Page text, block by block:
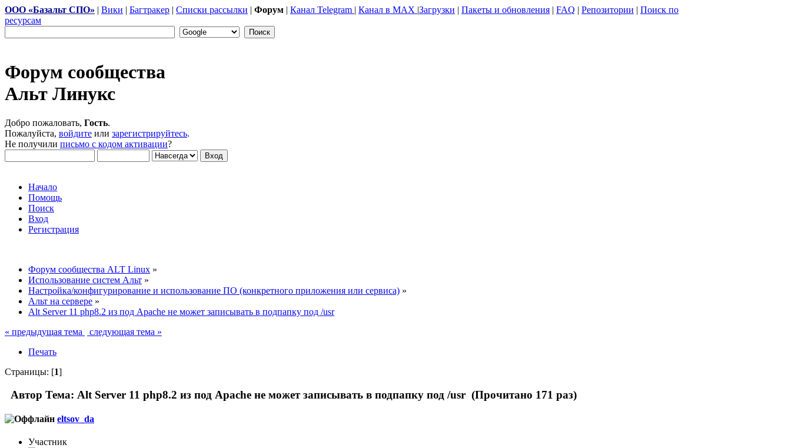
ООО «Базальт СПО» | Вики | Багтракер | Списки рассылки | Форум | Канал Telegram | Канал в MAX |Загрузки | Пакеты и обновления | FAQ | Репозитории | Поиск по
ресурсам
Форум сообщества
Альт Линукс
Добро пожаловать, Гость.
Пожалуйста, войдите или зарегистрируйтесь.
Не получили письмо с кодом активации?
Начало
Помощь
Поиск
Вход
Регистрация
Форум сообщества ALT Linux »
Использование систем Альт »
Настройка/конфигурирование и использование ПО (конкретного приложения или сервиса) »
Альт на сервере »
Alt Server 11 php8.2 из под Apache не может записывать в подпапку под /usr
« предыдущая тема
следующая тема »
Печать
Страницы: [1]
Автор Тема: Alt Server 11 php8.2 из под Apache не может записывать в подпапку под /usr (Прочитано 171 раз)
eltsov_da
Участник